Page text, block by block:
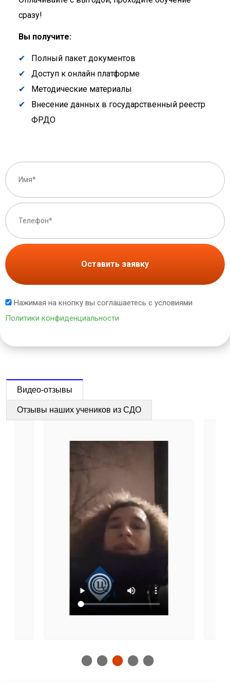
сразу!
Вы получите:
Полный пакет документов
Доступ к онлайн платформе
Методические материалы
Внесение данных в государственный реестр
ФРДО
Оставить заявку
Нажимая на кнопку вы соглашаетесь с условиями
Политики конфиденциальности
Видео-отзывы
Отзывы наших учеников из СДО